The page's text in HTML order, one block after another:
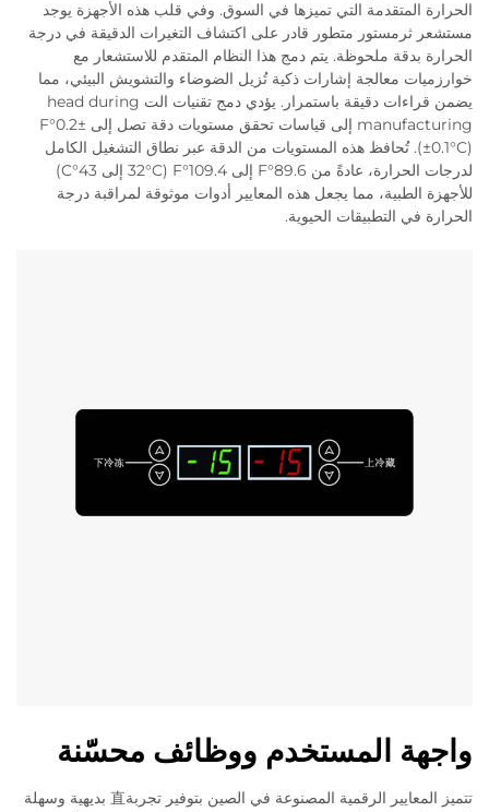
الحرارة المتقدمة التي تميزها في السوق. وفي قلب هذه الأجهزة يوجد
مستشعر ثرمستور متطور قادر على اكتشاف التغيرات الدقيقة في درجة
الحرارة بدقة ملحوظة. يتم دمج هذا النظام المتقدم للاستشعار مع
خوارزميات معالجة إشارات ذكية تُزيل الضوضاء والتشويش البيئي، مما
يضمن قراءات دقيقة باستمرار. يؤدي دمج تقنيات الت head during
manufacturing إلى قياسات تحقق مستويات دقة تصل إلى ±0.2°F
(±0.1°C). تُحافظ هذه المستويات من الدقة عبر نطاق التشغيل الكامل
لدرجات الحرارة، عادةً من 89.6°F إلى 109.4°F (32°C إلى 43°C)
للأجهزة الطبية، مما يجعل هذه المعايير أدوات موثوقة لمراقبة درجة
الحرارة في التطبيقات الحيوية.
واجهة المستخدم ووظائف محسّنة
تتميز المعايير الرقمية المصنوعة في الصين بتوفير تجربة直 بديهية وسهلة